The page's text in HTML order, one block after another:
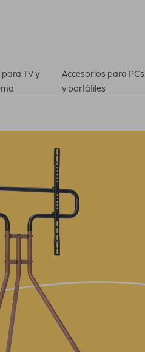
TV y
Accesorios para PCs
y portátiles